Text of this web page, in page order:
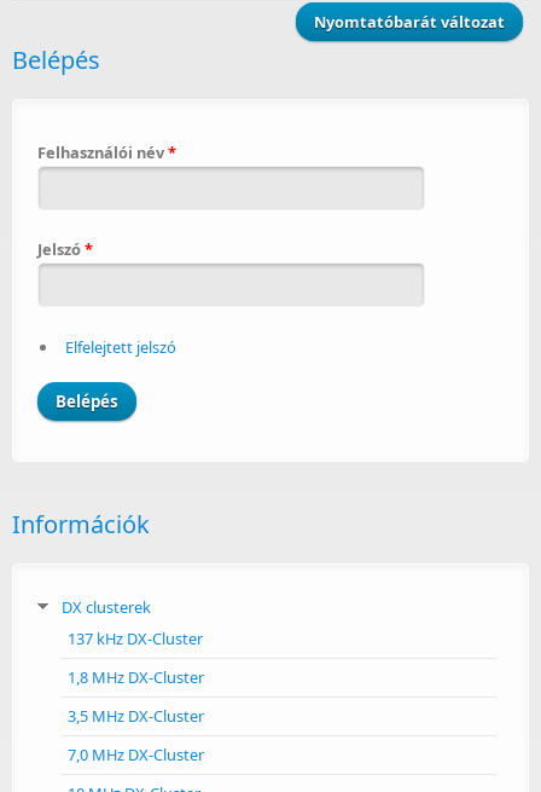
Nyomtatóbarát változat
Belépés
Felhasználói név*
Jelszó*
Elfelejtett jelszó
Információk
DX clusterek
137 kHz DX-Cluster
1,8 MHz DX-Cluster
3,5 MHz DX-Cluster
7,0 MHz DX-Cluster